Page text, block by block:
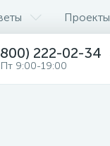
Проекты
222-02-34
9:00-19:00